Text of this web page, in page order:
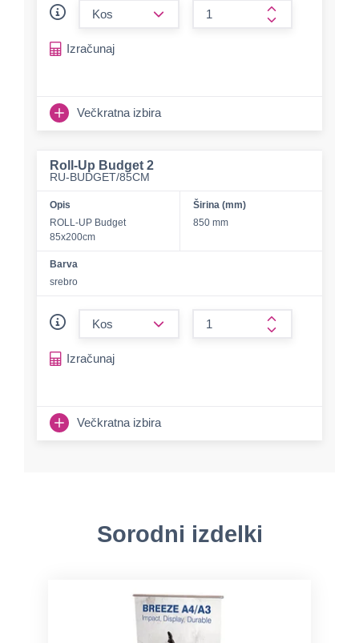
form.increase-
Izračunaj
Večkratna izbira
Roll-Up Budget 2
RU-BUDGET/85CM
Opis
ROLL-UP Budget
85x200cm
Širina (mm)
850 mm
Barva
srebro
form.increase-
Izračunaj
Večkratna izbira
Sorodni izdelki